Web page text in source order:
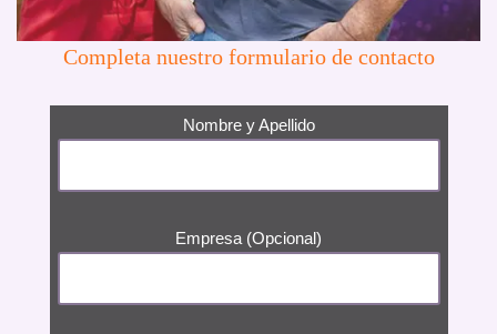
Completa nuestro formulario de contacto
Nombre y Apellido
Empresa (Opcional)